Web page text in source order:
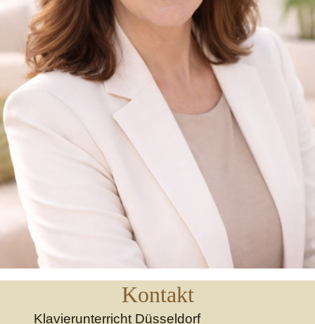
Kontakt
Klavierunterricht Düsseldorf